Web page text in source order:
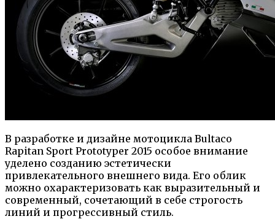
В разработке и дизайне мотоцикла Bultaco
Rapitan Sport Prototyper 2015 особое внимание
уделено созданию эстетически
привлекательного внешнего вида. Его облик
можно охарактеризовать как выразительный и
современный, сочетающий в себе строгость
линий и прогрессивный стиль.